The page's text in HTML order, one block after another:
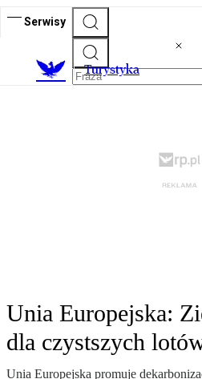
Serwisy
Turystyka
Unia Europejska:
dla czystszych
Unia Europejska promuje